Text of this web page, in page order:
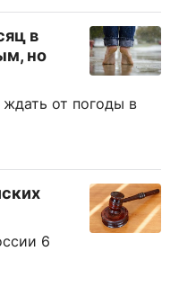
в
но
ждать от погоды в
6